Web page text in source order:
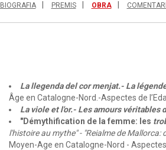
BIOGRAFIA PREMIS OBRA
La llegenda del cor menjat.- La
Âge en Catalogne-Nord.-Aspectes de
La viole et l'or.- Les amours véritables
"Démythification de la femme: les
l'histoire au mythe" - "Reialme de Mallorca:
Moyen-Age en Catalogne-Nord -